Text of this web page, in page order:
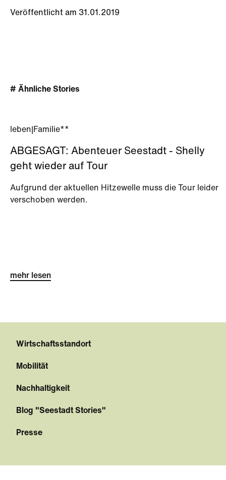
Veröffentlicht am 31.01.2019
# Ähnliche Stories
leben Familie**
ABGESAGT: Abenteuer Seestadt - Shelly
geht wieder auf Tour
Aufgrund der aktuellen Hitzewelle muss die Tour leider
verschoben werden.
mehr lesen
Wirtschaftsstandort
Mobilität
Nachhaltigkeit
Blog "Seestadt Stories"
Presse